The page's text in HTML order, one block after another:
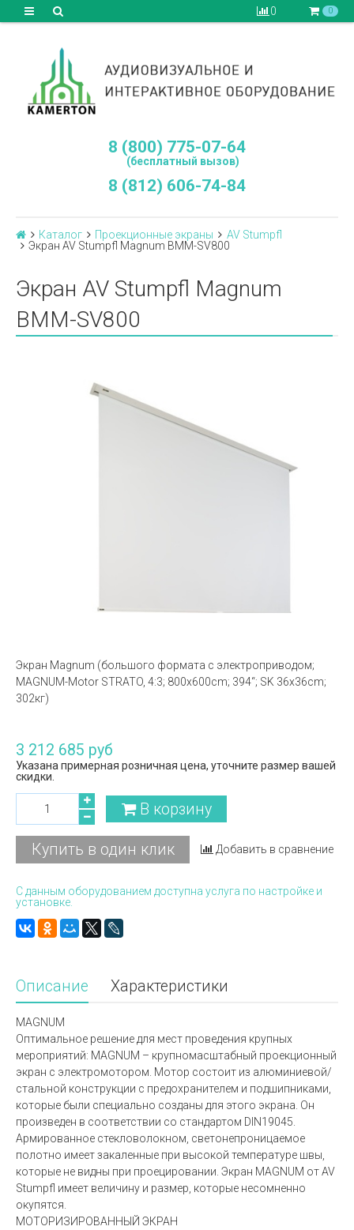
0 0
8 (800) 775-07-64
(бесплатный вызов)
8 (812) 606-74-84
Каталог Проекционные экраны
AV Stumpfl
Экран AV Stumpfl Magnum BMM-SV800
Экран AV Stumpfl Magnum
BMM-SV800
Экран Magnum (большого формата с электроприводом;
MAGNUM-Motor STRATO, 4:3; 800x600cm; 394“; SK 36x36cm;
302кг)
3 212 685 руб
Указана примерная розничная цена, уточните размер вашей
скидки.
В корзину
Купить в один клик Добавить в сравнение
С данным оборудованием доступна услуга по настройке и
установке.
Описание Характеристики
MAGNUM
Оптимальное решение для мест проведения крупных
мероприятий: MAGNUM – крупномасштабный проекционный
экран с электромотором. Мотор состоит из алюминиевой/
стальной конструкции с предохранителем и подшипниками,
которые были специально созданы для этого экрана. Он
произведен в соответствии со стандартом DIN19045.
Армированное стекловолокном, светонепроницаемое
полотно имеет закаленные при высокой температуре швы,
которые не видны при проецировании. Экран MAGNUM от AV
Stumpfl имеет величину и размер, которые несомненно
окупятся.
МОТОРИЗИРОВАННЫЙ ЭКРАН